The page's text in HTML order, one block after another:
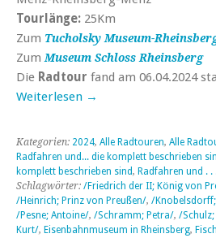
Tourlänge: 25Km
Zum Tucholsky Museum-
ZumMuseum Schloss Rheinsberg
Die Radtour fand am 06.04.2024
Weiterlesen →
Kategorien: 2024, Alle Radtouren, Alle
Radfahren und... die komplett beschrieben
komplett beschrieben sind, Radfahren und . .
Schlagwörter: /Friedrich der II; König von
/Heinrich; Prinz von Preußen/, /
/Pesne; Antoine/, /Schramm; Petra/, /
Kurt/, Eisenbahnmuseum in Rheinsberg,